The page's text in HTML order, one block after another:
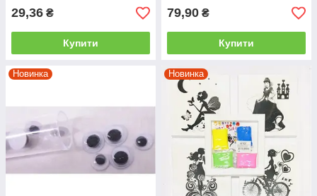
29,36 ₴
Купити
79,90 ₴
Купити
Новинка Новинка